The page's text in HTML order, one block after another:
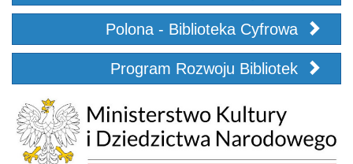
Polona - Biblioteka Cyfrowa
Program Rozwoju Bibliotek